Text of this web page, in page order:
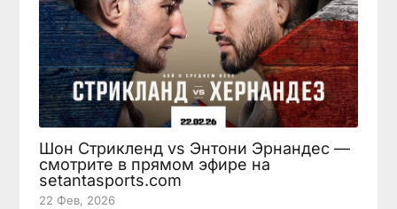
Шон Стрикленд vs Энтони Эрнандес —
смотрите в прямом эфире на
setantasports.com
22 Фев, 2026